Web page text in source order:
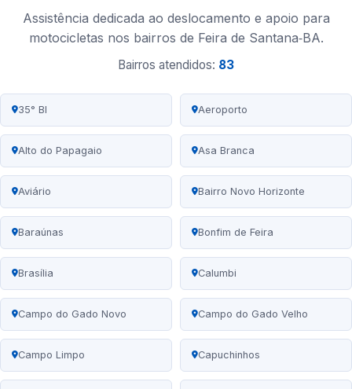
Assistência dedicada ao deslocamento e apoio para
motocicletas nos bairros de Feira de Santana‑BA.
Bairros atendidos: 83
35° BI Aeroporto
Alto do Papagaio Asa Branca
Aviário Bairro Novo Horizonte
Baraúnas Bonfim de Feira
Brasília Calumbi
Campo do Gado Novo Campo do Gado Velho
Campo Limpo Capuchinhos